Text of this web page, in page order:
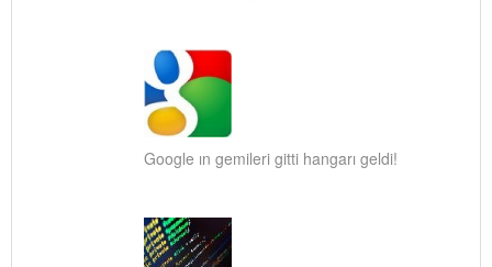
Google ın gemileri gitti hangarı geldi!